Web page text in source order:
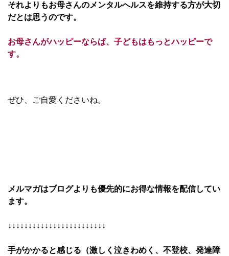
それよりもお母さんのメンタルへルスを維持する方が大切
だとは思うのです。
お母さんがハッピーならば、子どもはもっとハッピーで
す。
ぜひ、ご自愛くださいね。
メルマガはブログよりも優先的にお得な情報を配信してい
ます。
手がかかると感じる （激しく泣きわめく、不登校、発達障